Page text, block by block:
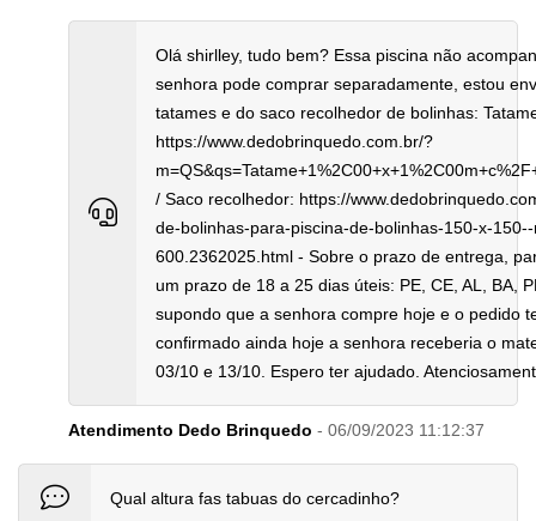
Olá shirlley, tudo bem? Essa piscina não
senhora pode comprar separadamente, estou
tatames e do saco recolhedor de bolinhas:
https://www.dedobrinquedo.com.br/?
/ Saco recolhedor: https://
de-bolinhas-para-piscina-de-bolinhas-150-x-
600.2362025.html - Sobre o prazo de entrega,
um prazo de 18 a 25 dias úteis: PE, CE, AL, BA,
supondo que a senhora compre hoje e o pedido
confirmado ainda hoje a senhora receberia o
03/10 e 13/10. Espero ter ajudado.
Atendimento Dedo Brinquedo - 06/09/2023 11:12:37
Qual altura fas tabuas do cercadinho?